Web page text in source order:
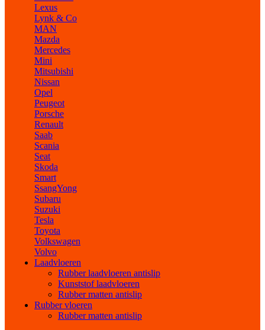
Lexus
Lynk & Co
MAN
Mazda
Mercedes
Mini
Mitsubishi
Nissan
Opel
Peugeot
Porsche
Renault
Saab
Scania
Seat
Skoda
Smart
SsangYong
Subaru
Suzuki
Tesla
Toyota
Volkswagen
Volvo
Laadvloeren
Rubber laadvloeren antislip
Kunststof laadvloeren
Rubber matten antislip
Rubber vloeren
Rubber matten antislip